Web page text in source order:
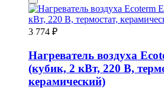
3 774 ₽
Нагреватель воздуха
(кубик, 2 кВт, 220 В,
керамический)